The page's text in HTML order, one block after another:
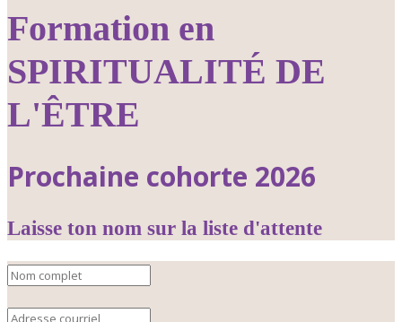
Formation en
SPIRITUALITÉ DE
L'ÊTRE
Prochaine cohorte 2026
Laisse ton nom sur la liste d'attente